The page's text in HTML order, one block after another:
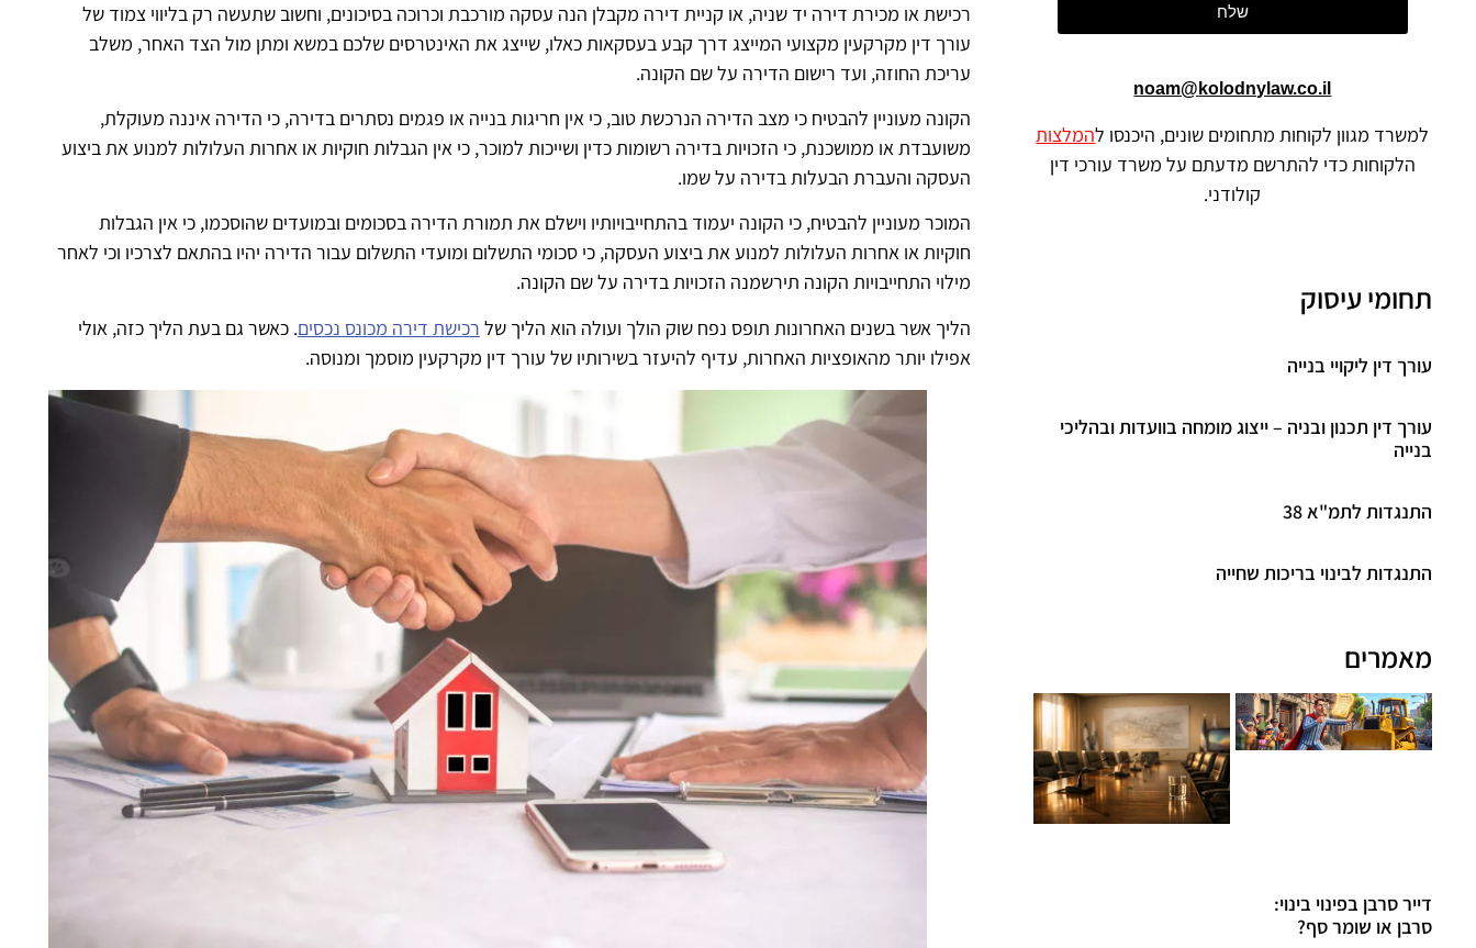
שלח
noam@kolodnylaw.co.il
למשרד מגוון לקוחות מתחומים שונים, היכנסו להמלצות
הלקוחות כדי להתרשם מדעתם על משרד עורכי דין
קולודני.
תחומי עיסוק
עורך דין ליקויי בנייה
עורך דין תכנון ובניה – ייצוג מומחה בוועדות ובהליכי
בנייה
התנגדות לתמ"א 38
התנגדות לבינוי בריכות שחייה
מאמרים
דייר סרבן בפינוי בינוי:
סרבן או שומר סף?
רכישת או מכירת דירה יד שניה, או קניית דירה מקבלן הנה עסקה מורכבת וכרוכה בסיכונים, וחשוב שתעשה רק בליווי צמוד של
עורך דין מקרקעין מקצועי המייצג דרך קבע בעסקאות כאלו, שייצג את האינטרסים שלכם במשא ומתן מול הצד האחר, משלב
עריכת החוזה, ועד רישום הדירה על שם הקונה.
הקונה מעוניין להבטיח כי מצב הדירה הנרכשת טוב, כי אין חריגות בנייה או פגמים נסתרים בדירה, כי הדירה איננה מעוקלת,
משועבדת או ממושכנת, כי הזכויות בדירה רשומות כדין ושייכות למוכר, כי אין הגבלות חוקיות או אחרות העלולות למנוע את ביצוע
העסקה והעברת הבעלות בדירה על שמו.
המוכר מעוניין להבטיח, כי הקונה יעמוד בהתחייבויותיו וישלם את תמורת הדירה בסכומים ובמועדים שהוסכמו, כי אין הגבלות
חוקיות או אחרות העלולות למנוע את ביצוע העסקה, כי סכומי התשלום ומועדי התשלום עבור הדירה יהיו בהתאם לצרכיו וכי לאחר
מילוי התחייבויות הקונה תירשמנה הזכויות בדירה על שם הקונה.
הליך אשר בשנים האחרונות תופס נפח שוק הולך ועולה הוא הליך של רכישת דירה מכונס נכסים. כאשר גם בעת הליך כזה, אולי
אפילו יותר מהאופציות האחרות, עדיף להיעזר בשירותיו של עורך דין מקרקעין מוסמך ומנוסה.